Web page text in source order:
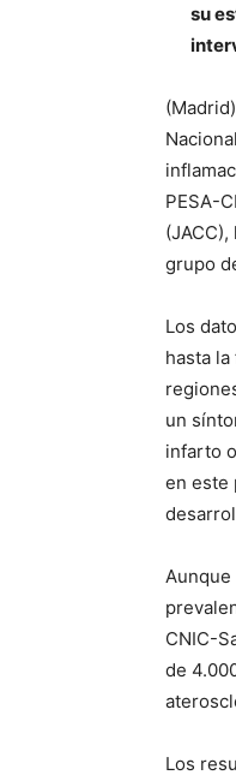
su
PESA-
grupo
Los
hasta
un
infarto
en este
CNIC-
de
Los